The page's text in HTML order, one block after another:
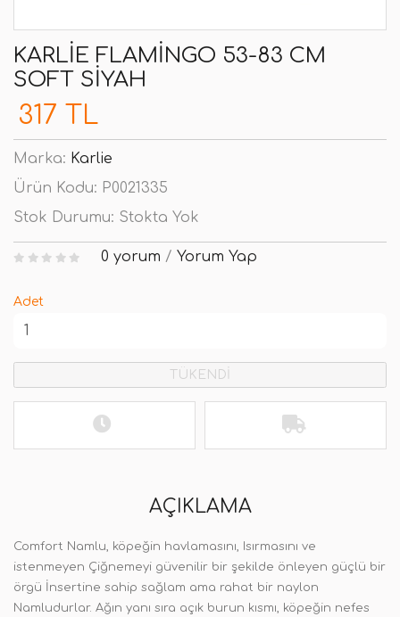
KARLIE FLAMINGO 53-83 CM
SOFT SIYAH
317 TL
Marka: Karlie
Ürün Kodu: P0021335
Stok Durumu: Stokta Yok
0 yorum / Yorum Yap
Adet
TÜKENDİ
AÇIKLAMA
Comfort Namlu, köpeğin havlamasını, Isırmasını ve
istenmeyen Çiğnemeyi güvenilir bir şekilde önleyen güçlü bir
örgü İnsertine sahip sağlam ama rahat bir naylon
Namludurlar. Ağın yanı sıra açık burun kısmı, köpeğin nefes